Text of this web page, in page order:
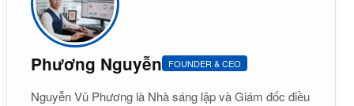
Phương Nguyễn FOUNDER & CEO
Nguyễn Vũ Phương là Nhà sáng lập và Giám đốc điều